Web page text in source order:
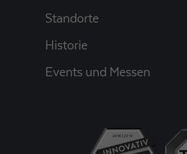
Standorte
Historie
Events und Messen